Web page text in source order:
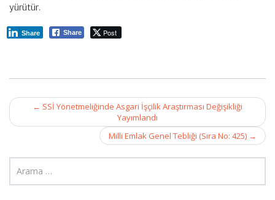
yürütür.
Share Post
Share
Post
navigation
← SSİ Yönetmeliğinde Asgari İşçilik Araştırması Değişikliği
Yayımlandı
Milli Emlak Genel Tebliği (Sıra No: 425) →